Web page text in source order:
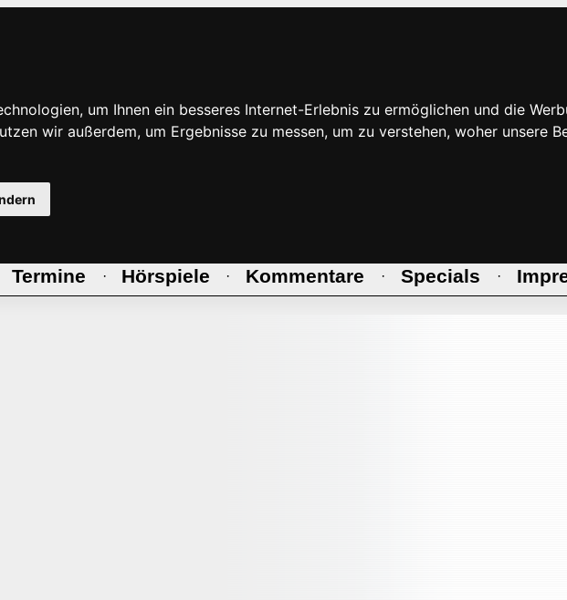
um Ihnen ein besseres Internet-Erlebnis zu ermöglichen und die
wir außerdem, um Ergebnisse zu messen, um zu verstehen, woher unsere
Termine · Hörspiele · Kommentare · Specials ·